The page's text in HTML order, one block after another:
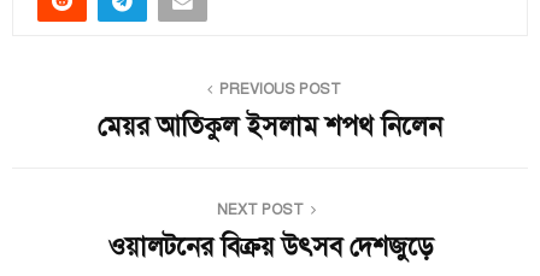
PREVIOUS POST
মেয়র আতিকুল ইসলাম শপথ নিলেন
NEXT POST
ওয়ালটনের বিক্রয় উৎসব দেশজুড়ে